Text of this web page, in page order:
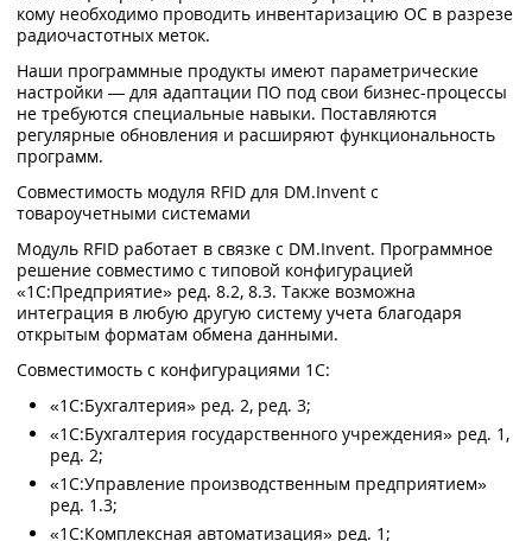
кому необходимо проводить инвентаризацию ОС в разрезе
радиочастотных меток.
Наши программные продукты имеют параметрические
настройки — для адаптации ПО под свои бизнес-процессы
не требуются специальные навыки. Поставляются
регулярные обновления и расширяют функциональность
программ.
Совместимость модуля RFID для DM.Invent с
товароучетными системами
Модуль RFID работает в связке с DM.Invent. Программное
решение совместимо с типовой конфигурацией
«1С:Предприятие» ред. 8.2, 8.3. Также возможна
интеграция в любую другую систему учета благодаря
открытым форматам обмена данными.
Совместимость с конфигурациями 1С:
«1С:Бухгалтерия» ред. 2, ред. 3;
«1С:Бухгалтерия государственного учреждения» ред. 1,
ред. 2;
«1С:Управление производственным предприятием»
ред. 1.3;
«1С:Комплексная автоматизация» ред. 1;